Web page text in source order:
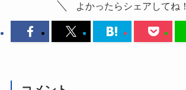
よかったらシェアしてね！